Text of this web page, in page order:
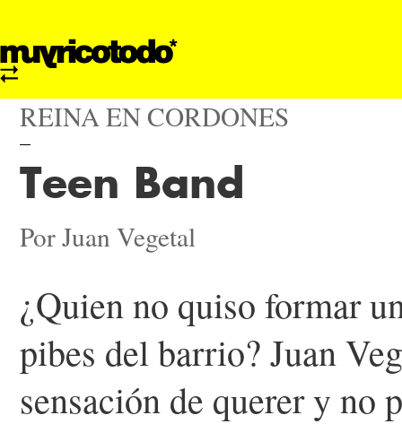
REINA EN CORDONES
Teen Band
Por Juan Vegetal
¿Quien no quiso formar
pibes del barrio? Juan
sensación de querer y no